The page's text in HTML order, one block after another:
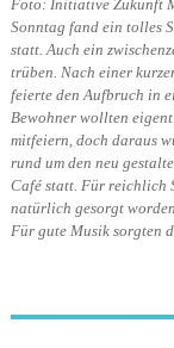
Foto: Initiative Zukunft
Sonntag fand ein tolles
statt. Auch ein
trüben. Nach einer
feierte den Aufbruch in
Bewohner wollten
mitfeiern, doch daraus
rund um den neu
Café statt. Für reichlich
natürlich gesorgt
Für gute Musik sorgten